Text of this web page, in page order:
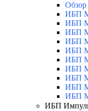
ИБП
ИБП
ИБП
ИБП
ИБП
ИБП
ИБП
ИБП
ИБП
ИБП
ИБП